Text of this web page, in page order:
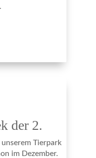
der 2.
Tierpark
im Dezember.